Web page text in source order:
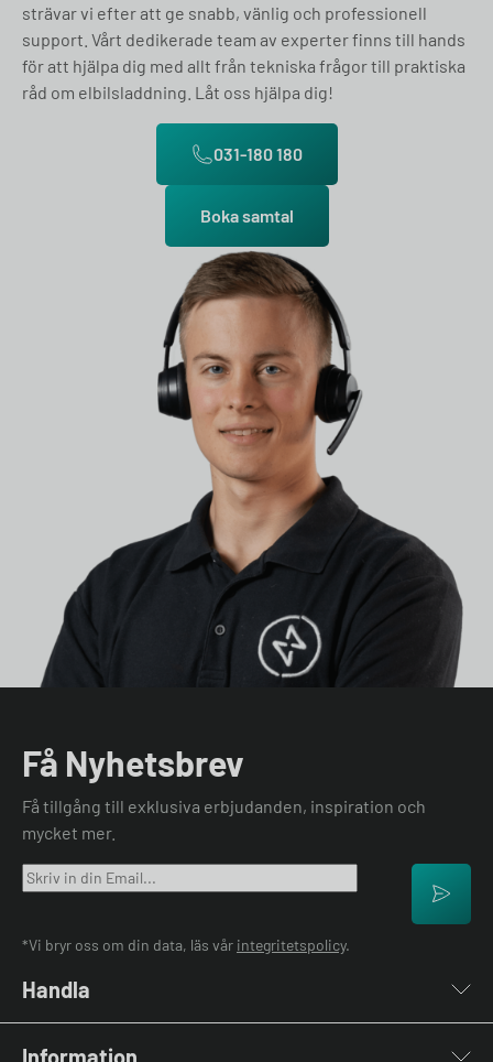
strävar vi efter att ge snabb, vänlig och professionell
support. Vårt dedikerade team av experter finns till hands
för att hjälpa dig med allt från tekniska frågor till praktiska
råd om elbilsladdning. Låt oss hjälpa dig!
031-180 180
Boka samtal
Få Nyhetsbrev
Få tillgång till exklusiva erbjudanden, inspiration och
mycket mer.
*Vi bryr oss om din data, läs vår integritetspolicy.
Handla